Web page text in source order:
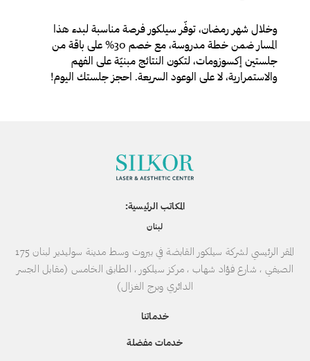
وخلال شهر رمضان، توفّر سيلكور فرصة مناسبة لبدء هذا
المسار ضمن خطة مدروسة، مع خصم 30% على باقة من
جلستين إكسوزومات، لتكون النتائج مبنيّة على الفهم
والاستمرارية، لا على الوعود السريعة. احجز جلستك اليوم!
المكاتب الرئيسية:
لبنان
المقر الرئيسي لشركة سيلكور القابضة في بيروت وسط مدينة سوليدير لبنان 175
الصيفي ، شارع فؤاد شهاب ، مركز سيلكور ، الطابق الخامس (مقابل الجسر
الدائري وبرج الغزال)
خدماتنا
خدمات مفضلة